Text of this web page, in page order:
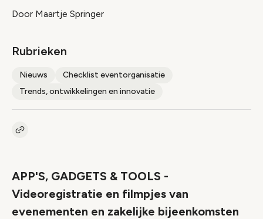
Door Maartje Springer
Rubrieken
Nieuws
Checklist eventorganisatie
Trends, ontwikkelingen en innovatie
Kopieer link naar artikel
APP'S, GADGETS & TOOLS -
Videoregistratie en filmpjes van
evenementen en zakelijke bijeenkomsten